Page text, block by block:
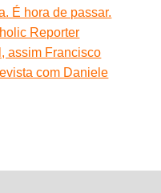
É hora de passar.
Reporter
assim Francisco
com Daniele